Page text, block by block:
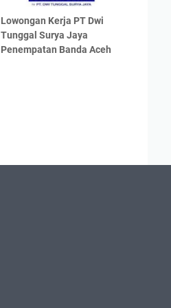
Lowongan Kerja PT Dwi
Tunggal Surya Jaya
Penempatan Banda Aceh